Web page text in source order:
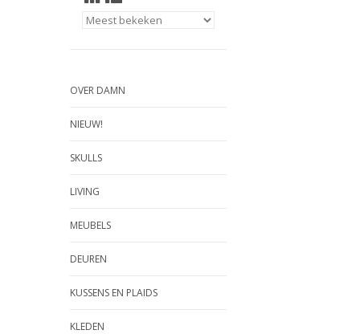
OVER DAMN
NIEUW!
SKULLS
LIVING
MEUBELS
DEUREN
KUSSENS EN PLAIDS
KLEDEN